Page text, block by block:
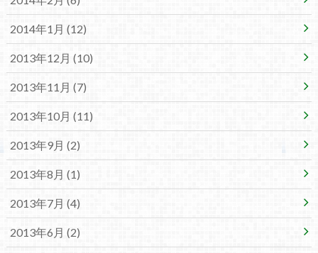
2014年1月 (12)
2013年12月 (10)
2013年11月 (7)
2013年10月 (11)
2013年9月 (2)
2013年8月 (1)
2013年7月 (4)
2013年6月 (2)